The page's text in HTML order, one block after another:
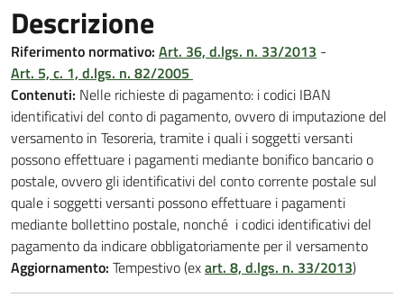
Descrizione
Riferimento normativo: Art. 36, d.lgs. n. 33/2013 -
Art. 5, c. 1, d.lgs. n. 82/2005
Contenuti: Nelle richieste di pagamento: i codici IBAN
identificativi del conto di pagamento, ovvero di imputazione del
versamento in Tesoreria, tramite i quali i soggetti versanti
possono effettuare i pagamenti mediante bonifico bancario o
postale, ovvero gli identificativi del conto corrente postale sul
quale i soggetti versanti possono effettuare i pagamenti
mediante bollettino postale, nonché i codici identificativi del
pagamento da indicare obbligatoriamente per il versamento
Aggiornamento: Tempestivo (exart. 8, d.lgs. n. 33/2013)